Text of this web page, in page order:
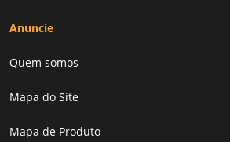
Anuncie
Quem somos
Mapa do Site
Mapa de Produto